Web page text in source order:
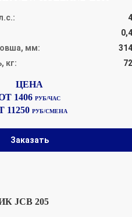
мм:
кг:
1406РУБ/ЧАС
11250РУБ/СМЕНА
Заказать
JCB 205